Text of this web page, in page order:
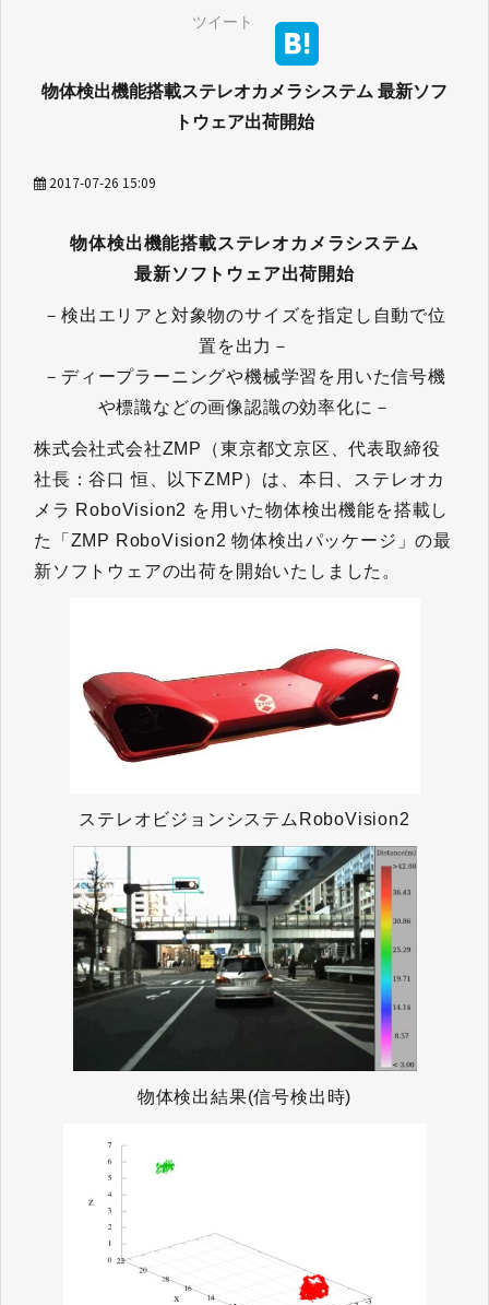
ツイート
物体検出機能搭載ステレオカメラシステム 最新ソフ
トウェア出荷開始
2017-07-26 15:09
物体検出機能搭載ステレオカメラシステム
最新ソフトウェア出荷開始
－検出エリアと対象物のサイズを指定し自動で位
置を出力－
－ディープラーニングや機械学習を用いた信号機
や標識などの画像認識の効率化に－
株式会社式会社ZMP（東京都文京区、代表取締役
社長：谷口 恒、以下ZMP）は、本日、ステレオカ
メラ RoboVision2 を用いた物体検出機能を搭載し
た「ZMP RoboVision2 物体検出パッケージ」の最
新ソフトウェアの出荷を開始いたしました。
ステレオビジョンシステムRoboVision2
物体検出結果(信号検出時)